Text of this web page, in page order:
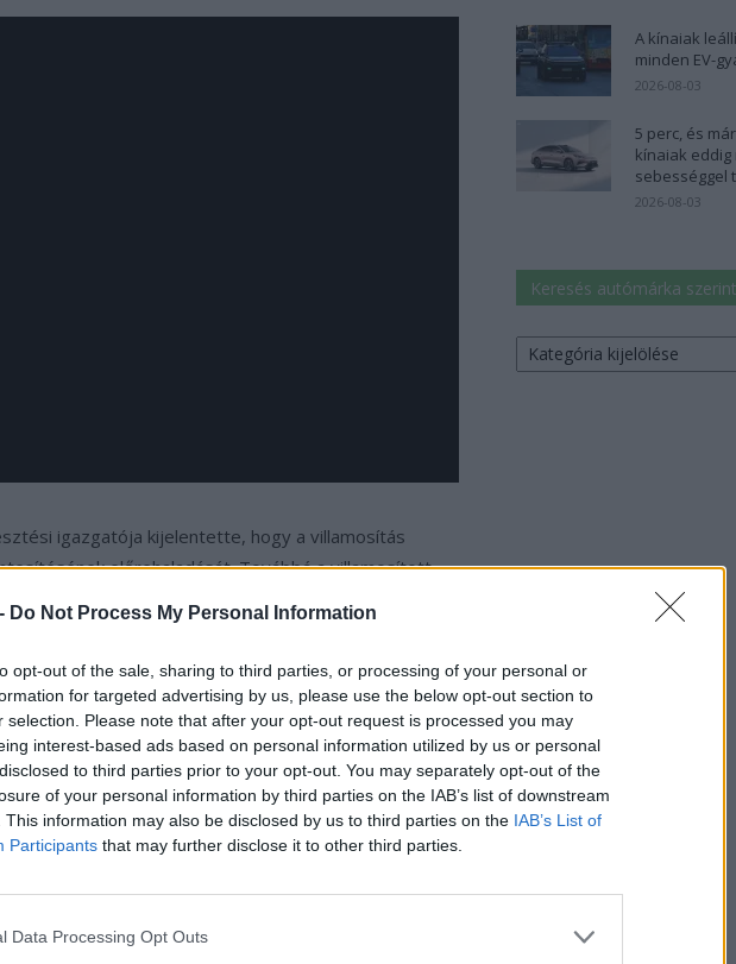
Do Not Process My Personal Information
opt-out of the sale, sharing to third parties, or processing of your personal or
for targeted advertising by us, please use the below opt-out section to
selection. Please note that after your opt-out request is processed you may
interest-based ads based on personal information utilized by us or personal
to third parties prior to your opt-out. You may separately opt-out of the
of your personal information by third parties on the IAB’s list of downstream
This information may also be disclosed by us to third parties on the IAB’s List of
Participants that may further disclose it to other third parties.
Data Processing Opt Outs
igazgatója kijelentette, hogy a villamosítás
előrehaladását. Továbbá a villamosított
rendelkező járművekkel is hosszabb utakat
és az autóbuszokra fogják fordítani, ami nem
úthálózat villamosítása a kutatás becslései
a nehézgépjárművek kibocsátását. Svédországban
mind a kereskedelmi, mint pedig a személyszállító
repülőtér és egy Rosenbergben található logisztikai
2000 kilométeren, majd 2035-ig 3000 kilométernyi
A kínaiak
minden EV-
2026-08-03
5 perc, és
kínaiak
sebességgel
2026-08-03
Keresés autómárka szerint
Keresés
autómárka